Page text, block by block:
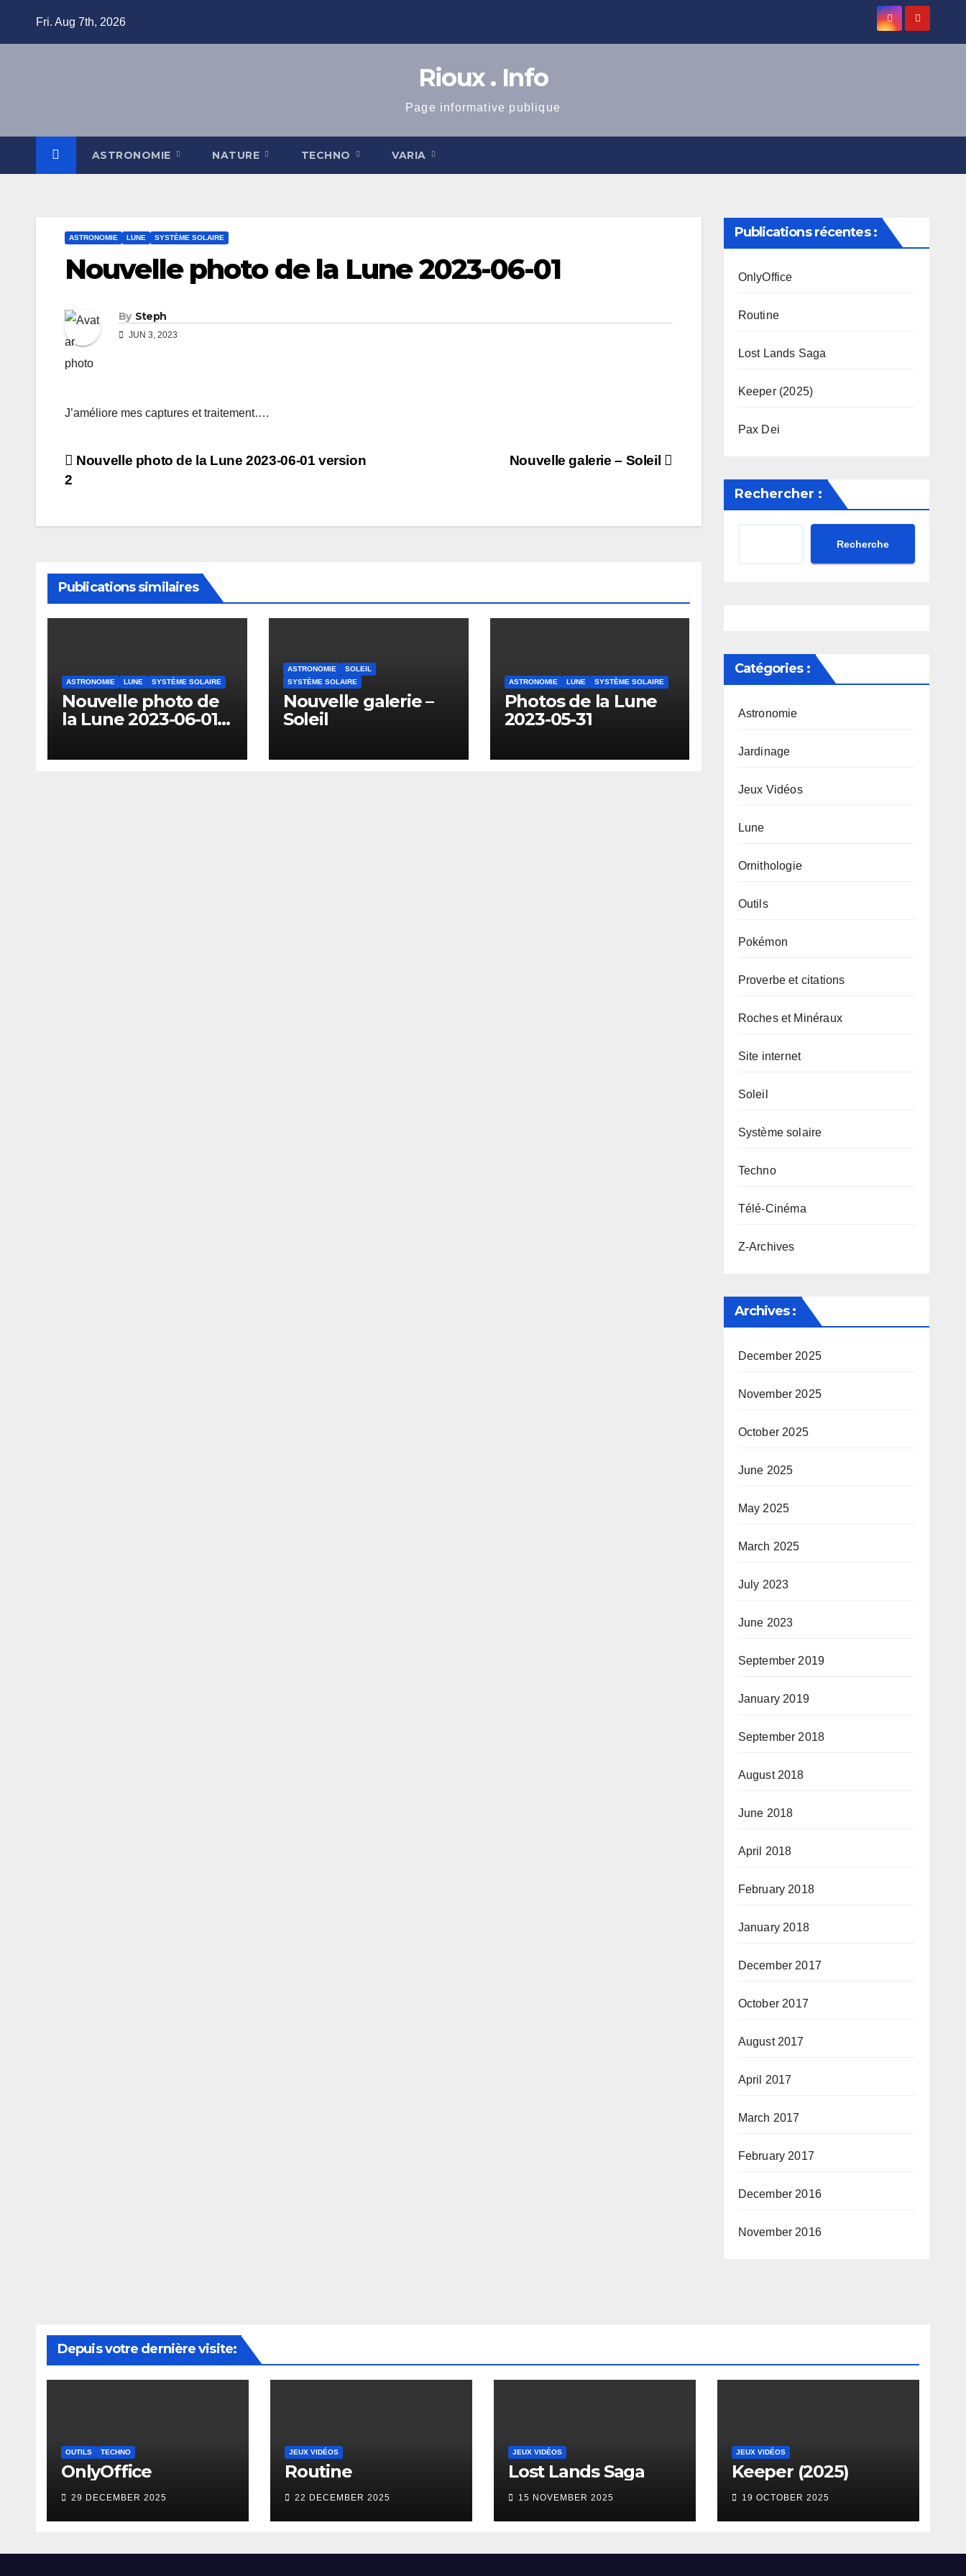
Fri. Aug 7th, 2026
Rioux . Info
Page informative publique
ASTRONOMIE NATURE TECHNO VARIA
ASTRONOMIE LUNE SYSTÈME SOLAIRE
Nouvelle photo de la Lune 2023-06-01
By Steph
JUN 3, 2023
J’améliore mes captures et traitement….
Post
Nouvelle galerie – Soleil
Nouvelle photo de la Lune 2023-06-01 version
2
Publications similaires
ASTRONOMIE LUNE SYSTÈME SOLAIRE
Nouvelle photo de
la Lune 2023-06-01
ASTRONOMIE
SOLEIL
SYSTÈME SOLAIRE
Nouvelle galerie –
Soleil
ASTRONOMIE LUNE SYSTÈME SOLAIRE
Photos de la Lune
2023-05-31
Publications récentes :
OnlyOffice
Routine
Lost Lands Saga
Keeper (2025)
Pax Dei
Rechercher :
Recherche
Catégories :
Astronomie
Jardinage
Jeux Vidéos
Lune
Ornithologie
Outils
Pokémon
Proverbe et citations
Roches et Minéraux
Site internet
Soleil
Système solaire
Techno
Télé-Cinéma
Z-Archives
Archives :
December 2025
November 2025
October 2025
June 2025
May 2025
March 2025
July 2023
June 2023
September 2019
January 2019
September 2018
August 2018
June 2018
April 2018
February 2018
January 2018
December 2017
October 2017
August 2017
April 2017
March 2017
February 2017
December 2016
November 2016
Depuis votre dernière visite:
OUTILS TECHNO
OnlyOffice
29 DECEMBER 2025
JEUX VIDÉOS
Routine
22 DECEMBER 2025
JEUX VIDÉOS
Lost Lands Saga
15 NOVEMBER 2025
JEUX VIDÉOS
Keeper (2025)
19 OCTOBER 2025